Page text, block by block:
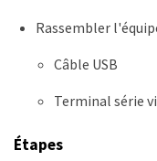
Rassembler
Câble USB
Terminal série
Étapes